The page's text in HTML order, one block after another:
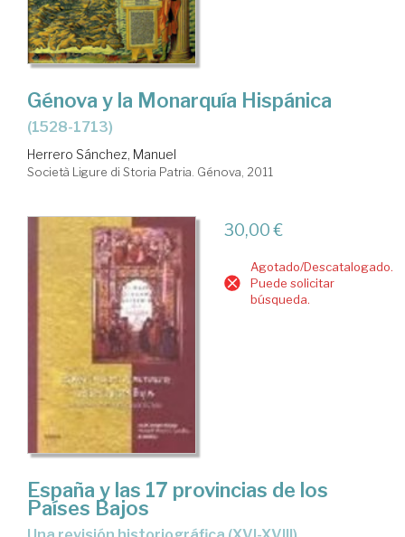
Génova y la Monarquía Hispánica
(1528-1713)
Herrero Sánchez, Manuel
Società Ligure di Storia Patria. Génova, 2011
30,00 €
Agotado/Descatalogado.
Puede solicitar
búsqueda.
España y las 17 provincias de los
Países Bajos